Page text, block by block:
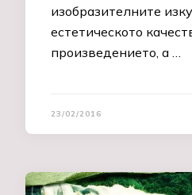
изобразителните
естетическото
произведението, а …
23/02/2016